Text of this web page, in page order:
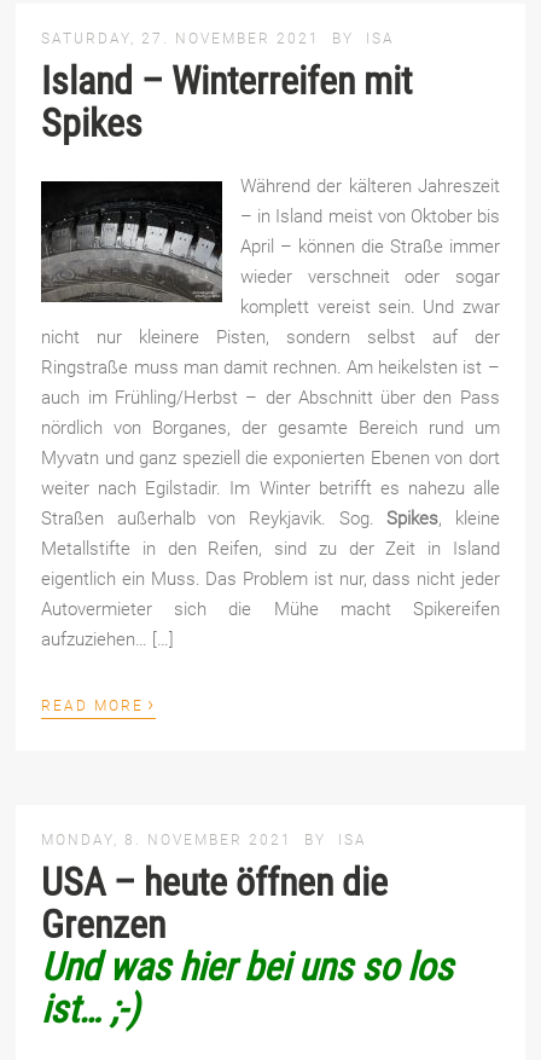
SATURDAY, 27. NOVEMBER 2021 BY ISA
Island – Winterreifen mit
Spikes
Während der kälteren Jahreszeit
– in Island meist von Oktober bis
April – können die Straße immer
wieder verschneit oder sogar
komplett vereist sein. Und zwar
nicht nur kleinere Pisten, sondern selbst auf der
Ringstraße muss man damit rechnen. Am heikelsten ist –
auch im Frühling/Herbst – der Abschnitt über den Pass
nördlich von Borganes, der gesamte Bereich rund um
Myvatn und ganz speziell die exponierten Ebenen von dort
weiter nach Egilstadir. Im Winter betrifft es nahezu alle
Straßen außerhalb von Reykjavik. Sog.Spikes, kleine
Metallstifte in den Reifen, sind zu der Zeit in Island
eigentlich ein Muss. Das Problem ist nur, dass nicht jeder
Autovermieter sich die Mühe macht Spikereifen
aufzuziehen… […]
READ MORE ›
MONDAY, 8. NOVEMBER 2021 BY ISA
USA – heute öffnen die
Grenzen
Und was hier bei uns so los
ist… ;-)